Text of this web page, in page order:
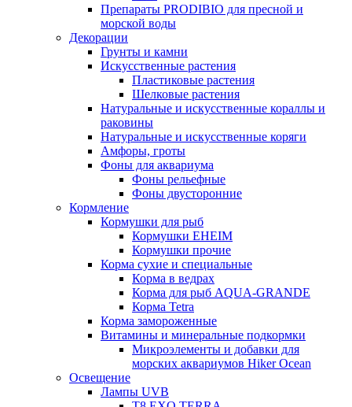
Препараты PRODIBIO для пресной и
морской воды
Декорации
Грунты и камни
Искусственные растения
Пластиковые растения
Шелковые растения
Натуральные и искусственные кораллы и
раковины
Натуральные и искусственные коряги
Амфоры, гроты
Фоны для аквариума
Фоны рельефные
Фоны двусторонние
Кормление
Кормушки для рыб
Кормушки EHEIM
Кормушки прочие
Корма сухие и специальные
Корма в ведрах
Корма для рыб AQUA-GRANDE
Корма Tetra
Корма замороженные
Витамины и минеральные подкормки
Микроэлементы и добавки для
морских аквариумов Hiker Ocean
Освещение
Лампы UVB